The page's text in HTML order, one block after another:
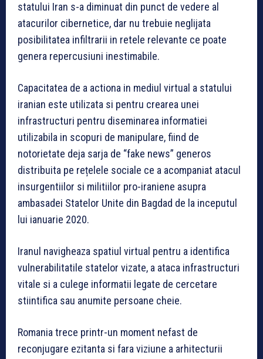
statului Iran s-a diminuat din punct de vedere al
atacurilor cibernetice, dar nu trebuie neglijata
posibilitatea infiltrarii in retele relevante ce poate
genera repercusiuni inestimabile.
Capacitatea de a actiona in mediul virtual a statului
iranian este utilizata si pentru crearea unei
infrastructuri pentru diseminarea informatiei
utilizabila in scopuri de manipulare, fiind de
notorietate deja sarja de “fake news” generos
distribuita pe rețelele sociale ce a acompaniat atacul
insurgentiilor si militiilor pro-iraniene asupra
ambasadei Statelor Unite din Bagdad de la inceputul
lui ianuarie 2020.
Iranul navigheaza spatiul virtual pentru a identifica
vulnerabilitatile statelor vizate, a ataca infrastructuri
vitale si a culege informatii legate de cercetare
stiintifica sau anumite persoane cheie.
Romania trece printr-un moment nefast de
reconjugare ezitanta si fara viziune a arhitecturii